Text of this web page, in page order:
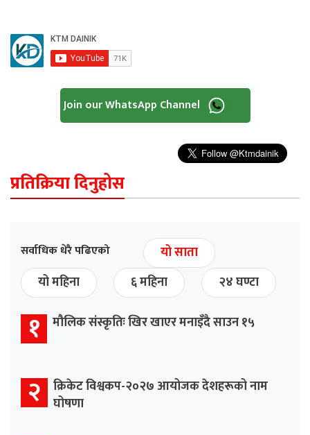
Join our WhatsApp Channel
प्रतिक्रिया दिनुहोस
सर्वाधिक धेरै पढिएको
यो साता
यो महिना
६ महिना २४ घण्टा
१ मौलिक संस्कृतिः खिर खाएर मनाइँदै साउन १५
२
क्रिकेट विश्वकप-२०२७ आयोजक देशहरूको नाम
घोषणा